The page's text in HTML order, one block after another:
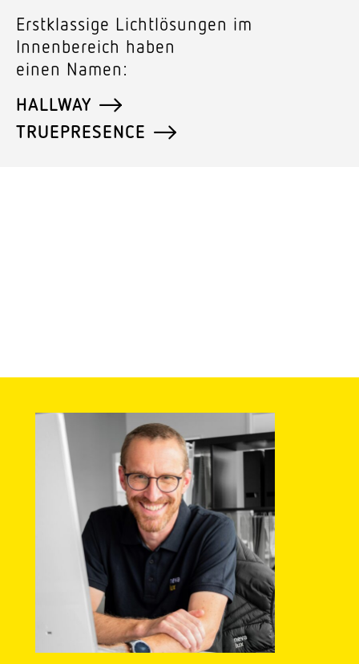
Erst­klassige Licht­lö­sungen im
Innen­be­reich haben
einen Namen:
HALLWAY
TRUEPRESENCE